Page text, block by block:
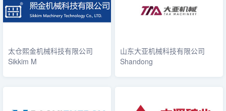
太仓熙金机械科技有限公司
Sikkim M
山东大亚机械科技有限公司
Shandong